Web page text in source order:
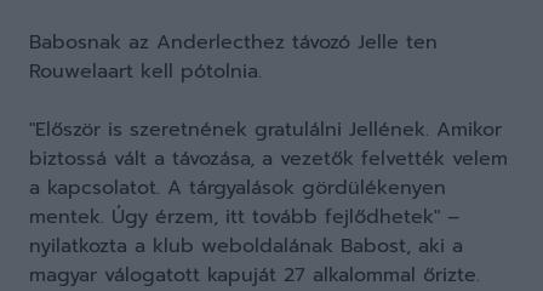
Babosnak az Anderlecthez távozó Jelle ten
Rouwelaart kell pótolnia.
"Először is szeretnének gratulálni Jellének. Amikor
biztossá vált a távozása, a vezetők felvették velem
a kapcsolatot. A tárgyalások gördülékenyen
mentek. Úgy érzem, itt tovább fejlődhetek" –
nyilatkozta a klub weboldalának Babost, aki a
magyar válogatott kapuját 27 alkalommal őrizte.